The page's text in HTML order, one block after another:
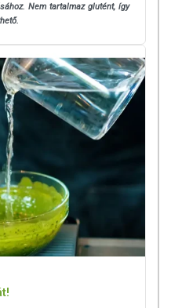
Nem tartalmaz glutént, így